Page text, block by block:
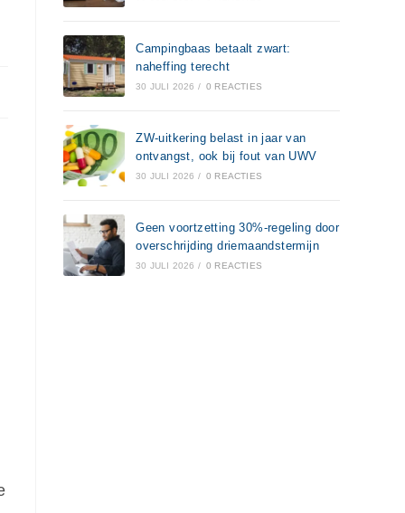
Campingbaas betaalt zwart:
naheffing terecht
30 JULI 2026 / 0 REACTIES
ZW-uitkering belast in jaar van
ontvangst, ook bij fout van UWV
30 JULI 2026 / 0 REACTIES
Geen voortzetting 30%-regeling door
overschrijding driemaandstermijn
30 JULI 2026 / 0 REACTIES